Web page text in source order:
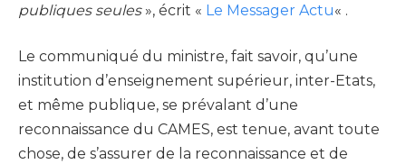
publiques seules», écrit « Le Messager Actu« .
Le communiqué du ministre, fait savoir, qu’une
institution d’enseignement supérieur, inter-Etats,
et même publique, se prévalant d’une
reconnaissance du CAMES, est tenue, avant toute
chose, de s’assurer de la reconnaissance et de